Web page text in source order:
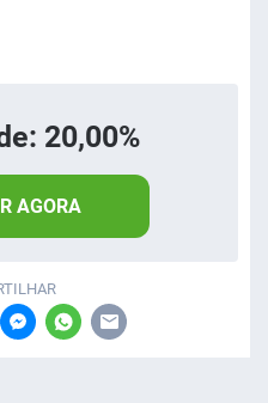
20,00%
AGORA